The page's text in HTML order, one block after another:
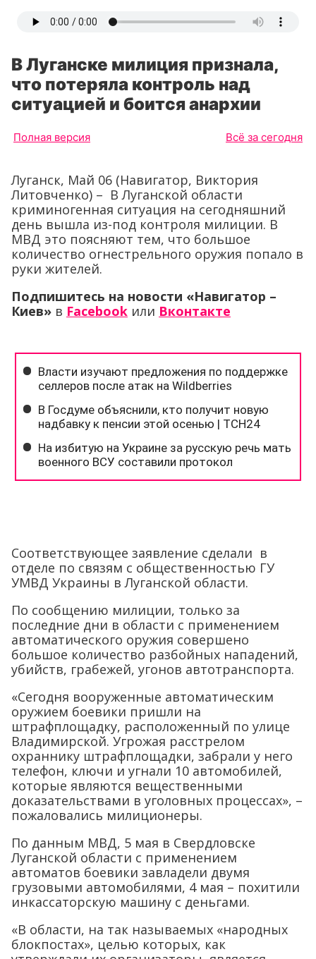
В Луганске милиция признала,
что потеряла контроль над
ситуацией и боится анархии
Полная версия Всё за сегодня
Луганск, Май 06 (Навигатор, Виктория
Литовченко) – В Луганской области
криминогенная ситуация на сегодняшний
день вышла из-под контроля милиции. В
МВД это поясняют тем, что большое
количество огнестрельного оружия попало в
руки жителей.
Подпишитесь на новости «Навигатор –
Киев» в Facebook или Вконтакте
Соответствующее заявление сделали в
отделе по связям с общественностью ГУ
УМВД Украины в Луганской области.
По сообщению милиции, только за
последние дни в области с применением
автоматического оружия совершено
большое количество разбойных нападений,
убийств, грабежей, угонов автотранспорта.
«Сегодня вооруженные автоматическим
оружием боевики пришли на
штрафплощадку, расположенный по улице
Владимирской. Угрожая расстрелом
охраннику штрафплощадки, забрали у него
телефон, ключи и угнали 10 автомобилей,
которые являются вещественными
доказательствами в уголовных процессах», –
пожаловались милиционеры.
По данным МВД, 5 мая в Свердловске
Луганской области с применением
автоматов боевики завладели двумя
грузовыми автомобилями, 4 мая – похитили
инкассаторскую машину с деньгами.
«В области, на так называемых «народных
блокпостах», целью которых, как